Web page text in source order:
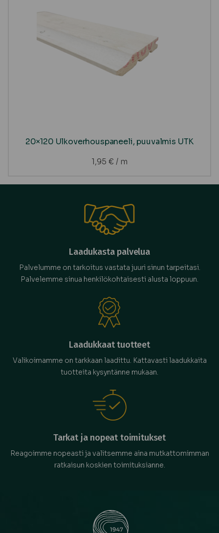
20×120 Ulkoverhouspaneeli, puuvalmis UTK
1,95 € / m
Laadukasta palvelua
Palvelumme on tarkoitus vastata juuri sinun tarpeitasi.
Palvelemme sinua henkilökohtaisesti alusta loppuun.
Laadukkaat tuotteet
Valikoimamme on tarkkaan laadittu. Kattavasti laadukkaita
tuotteita kysyntänne mukaan.
Tarkat ja nopeat toimitukset
Reagoimme nopeasti ja valitsemme aina mutkattomimman
ratkaisun koskien toimituksianne.